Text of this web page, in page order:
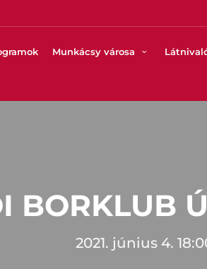
Munkácsy városa
BORKLUB
2021. június 4.